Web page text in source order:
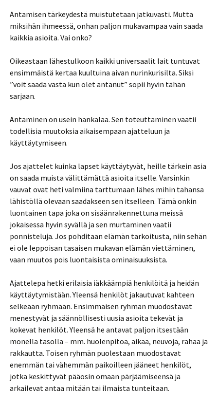
Antamisen tärkeydestä muistutetaan jatkuvasti. Mutta
miksihän ihmeessä, onhan paljon mukavampaa vain saada
kaikkia asioita. Vai onko?
Oikeastaan lähestulkoon kaikki universaalit lait tuntuvat
ensimmäistä kertaa kuultuina aivan nurinkurisilta. Siksi
”voit saada vasta kun olet antanut” sopii hyvin tähän
sarjaan.
Antaminen on usein hankalaa. Sen toteuttaminen vaatii
todellisia muutoksia aikaisempaan ajatteluun ja
käyttäytymiseen.
Jos ajattelet kuinka lapset käyttäytyvät, heille tärkein asia
on saada muista välittämättä asioita itselle. Varsinkin
vauvat ovat heti valmiina tarttumaan lähes mihin tahansa
lähistöllä olevaan saadakseen sen itselleen. Tämä onkin
luontainen tapa joka on sisäänrakennettuna meissä
jokaisessa hyvin syvällä ja sen murtaminen vaatii
ponnisteluja. Jos pohditaan elämän tarkoitusta, niin sehän
ei ole leppoisan tasaisen mukavan elämän viettäminen,
vaan muutos pois luontaisista ominaisuuksista.
Ajattelepa hetki erilaisia iäkkäämpiä henkilöitä ja heidän
käyttäytymistään. Yleensä henkilöt jakautuvat kahteen
selkeään ryhmään. Ensimmäisen ryhmän muodostavat
menestyvät ja säännöllisesti uusia asioita tekevät ja
kokevat henkilöt. Yleensä he antavat paljon itsestään
monella tasolla – mm. huolenpitoa, aikaa, neuvoja, rahaa ja
rakkautta. Toisen ryhmän puolestaan muodostavat
enemmän tai vähemmän paikoilleen jääneet henkilöt,
jotka keskittyvät pääosin omaan pärjäämiseensä ja
arkailevat antaa mitään tai ilmaista tunteitaan.